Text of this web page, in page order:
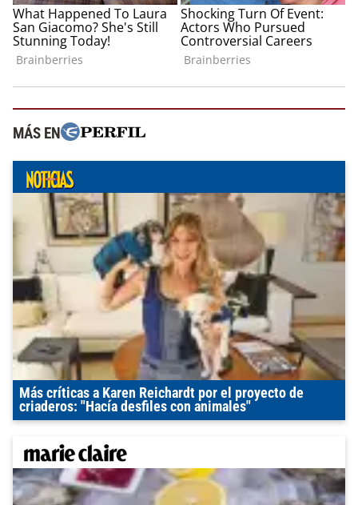
MÁS EN
Más críticas a Karen Reichardt por el proyecto de
criaderos: "Hacía desfiles con animales"